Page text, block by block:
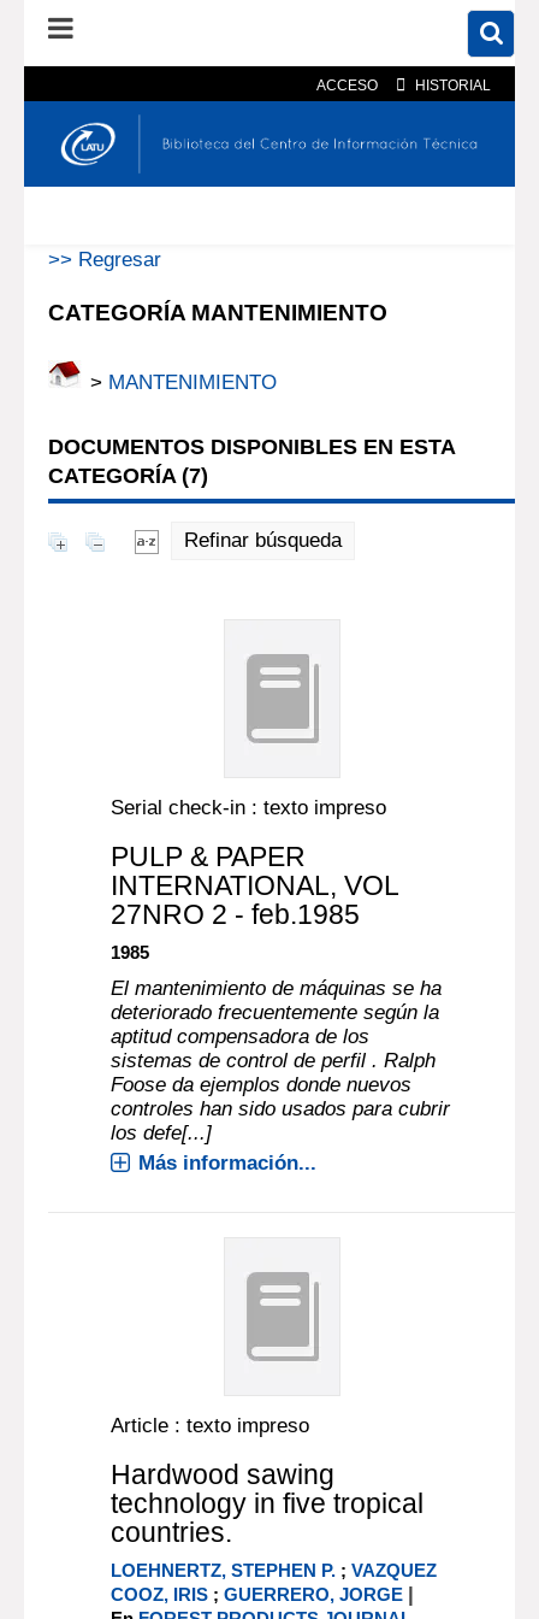
ACCESO HISTORIAL
En el catálogo En el sitio
>> Regresar
CATEGORÍA MANTENIMIENTO
> MANTENIMIENTO
DOCUMENTOS DISPONIBLES EN ESTA
CATEGORÍA (7)
Refinar búsqueda
Serial check-in : texto impreso
PULP & PAPER
INTERNATIONAL, VOL
27NRO 2 - feb.1985
1985
El mantenimiento de máquinas se ha
deteriorado frecuentemente según la
aptitud compensadora de los
sistemas de control de perfil . Ralph
Foose da ejemplos donde nuevos
controles han sido usados para cubrir
los defe[...]
Más información...
Article : texto impreso
Hardwood sawing
technology in five tropical
countries.
LOEHNERTZ, STEPHEN P. ;VAZQUEZ
COOZ, IRIS ;GUERRERO, JORGE |